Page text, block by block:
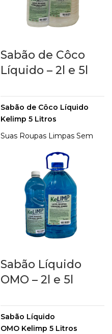
Sabão de Côco
Líquido – 2l e 5l
Sabão de Côco Líquido
Kelimp 5 Litros
Suas Roupas Limpas Sem
Uma vez e Economize
Água. Conheça Agora!
Sabão Líquido
OMO – 2l e 5l
Sabão Líquido
OMO Kelimp 5 Litros